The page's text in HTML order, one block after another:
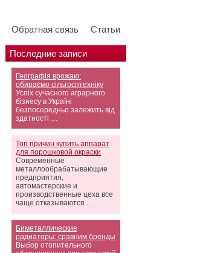
Обратная связь Статьи
Последние записи
Географія врожаю:
обираємо сільгосптехніку
Успіх сучасного аграрного
бізнесу в Україні
безпосередньо залежить від
здатності …
Топ причин купить аппарат
для порошковой окраски
Современные
металлообрабатывающие
предприятия,
автомастерские и
производственные цеха все
чаще отказываются …
Биметаллические
радиаторы: сравним бренды
Выбор отопительного